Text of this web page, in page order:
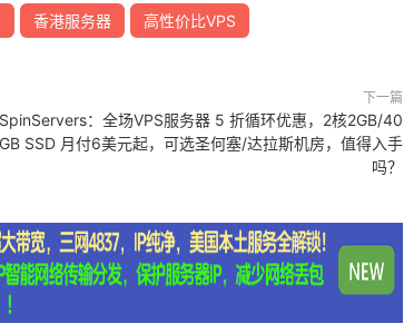
香港服务器 高性价比VPS
下一篇
SpinServers：全场VPS服务器 5 折循环优惠，2核2GB/40
GB SSD 月付6美元起，可选圣何塞/达拉斯机房，值得入手
吗？